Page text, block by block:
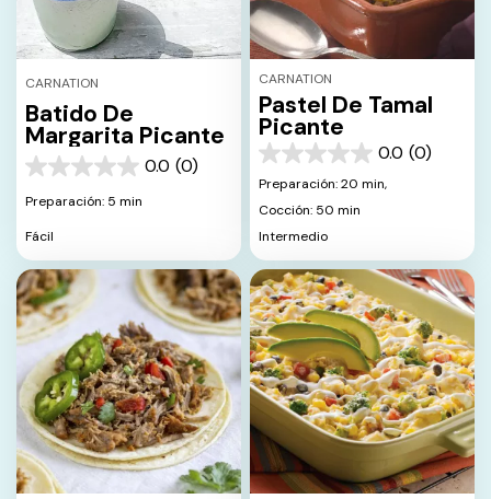
CARNATION
Batido De
Margarita Picante
0.0 (0)
0.0
de
estrellas.
Preparación: 5 min
Fácil
CARNATION
Pastel De Tamal
Picante
0.0 (0)
0.0
de
estrellas.
Preparación: 20 min,
Cocción: 50 min
Intermedio